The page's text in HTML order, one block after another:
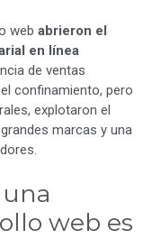
web abrieron el
en línea
de ventas
confinamiento, pero
explotaron el
marcas y una
web es